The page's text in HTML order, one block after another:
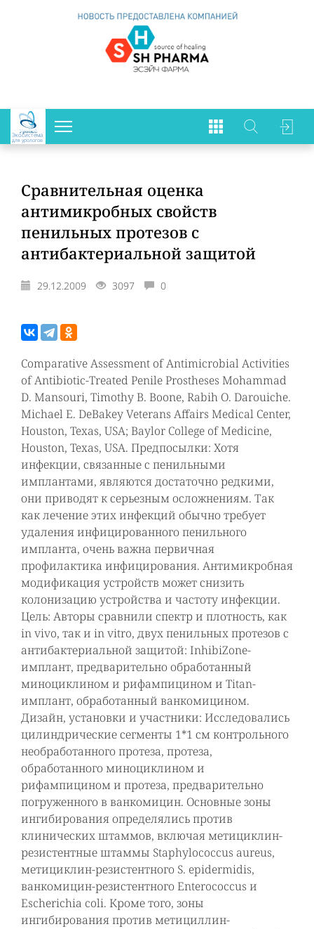
Экосистема
для урологов
Сравнительная оценка
антимикробных свойств
пенильных протезов с
антибактериальной защитой
29.12.2009 3097 0
Comparative Assessment of Antimicrobial Activities
of Antibiotic-Treated Penile Prostheses Mohammad
D. Mansouri, Timothy B. Boone, Rabih O. Darouiche.
Michael E. DeBakey Veterans Affairs Medical Center,
Houston, Texas, USA; Baylor College of Medicine,
Houston, Texas, USA. Предпосылки: Хотя
инфекции, связанные с пенильными
имплантами, являются достаточно редкими,
они приводят к серьезным осложнениям. Так
как лечение этих инфекций обычно требует
удаления инфицированного пенильного
импланта, очень важна первичная
профилактика инфицирования. Антимикробная
модификация устройств может снизить
колонизацию устройства и частоту инфекции.
Цель: Авторы сравнили спектр и плотность, как
in vivo, так и in vitro, двух пенильных протезов с
антибактериальной защитой: InhibiZone-
имплант, предварительно обработанный
миноциклином и рифампицином и Titan-
имплант, обработанный ванкомицином.
Дизайн, установки и участники: Исследовались
цилиндрические сегменты 1*1 см контрольного
необработанного протеза, протеза,
обработанного миноциклином и
рифампицином и протеза, предварительно
погруженного в ванкомицин. Основные зоны
ингибирования определялись против
клинических штаммов, включая метициклин-
резистентные штаммы Staphylococcus aureus,
метициклин-резистентного S. epidermidis,
ванкомицин-резистентного Enterococcus и
Escherichia coli. Кроме того, зоны
ингибирования против метициллин-